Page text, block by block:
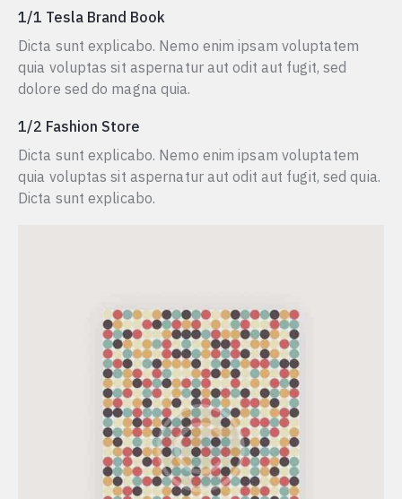
1/1 Tesla Brand Book
Dicta sunt explicabo. Nemo enim ipsam voluptatem
quia voluptas sit aspernatur aut odit aut fugit, sed
dolore sed do magna quia.
1/2 Fashion Store
Dicta sunt explicabo. Nemo enim ipsam voluptatem
quia voluptas sit aspernatur aut odit aut fugit, sed quia.
Dicta sunt explicabo.